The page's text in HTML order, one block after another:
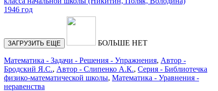
ЗАГРУЗИТЬ ЕЩЕ БОЛЬШЕ НЕТ
Математика - Задачи - Решения - Упражнения, Автор -
Бродский Я.С., Автор - Слипенко А.К., Серия - Библиотечка
физико-математической школы, Математика - Уравнения -
неравенства